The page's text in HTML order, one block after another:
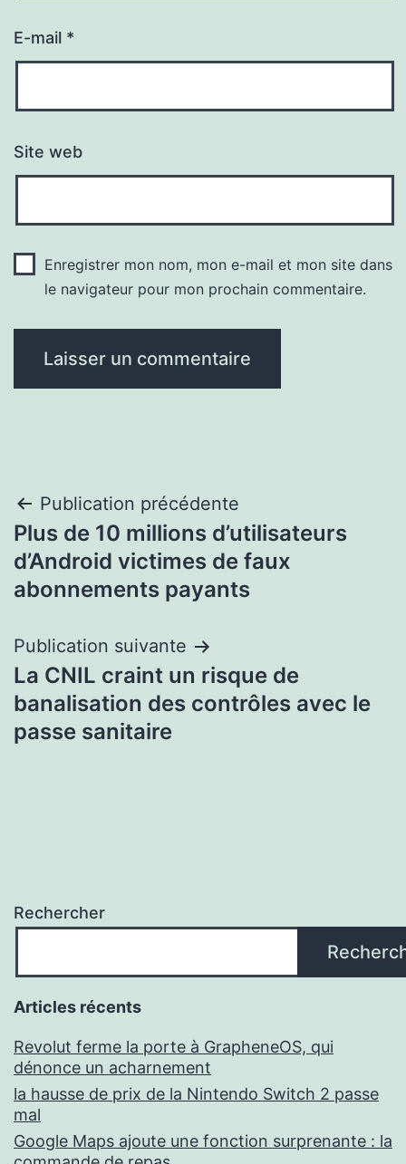
E-mail *
Site web
Enregistrer mon nom, mon e-mail et mon site dans
le navigateur pour mon prochain commentaire.
Navigation
de
l’article
Publication précédente
Plus de 10 millions d’utilisateurs
d’Android victimes de faux
abonnements payants
Publication suivante
La CNIL craint un risque de
banalisation des contrôles avec le
passe sanitaire
Rechercher
Articles récents
Revolut ferme la porte à GrapheneOS, qui
dénonce un acharnement
la hausse de prix de la Nintendo Switch 2 passe
mal
Google Maps ajoute une fonction surprenante : la